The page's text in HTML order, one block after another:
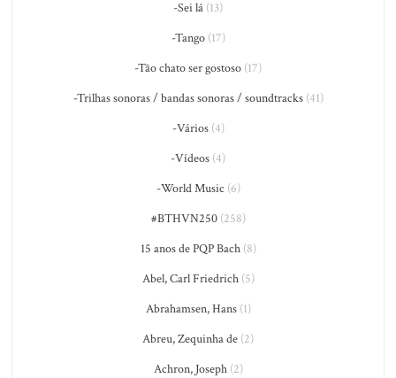
-Sei lá (13)
-Tango(17)
-Tão chato ser gostoso (17)
-Trilhas sonoras / bandas sonoras / soundtracks(41)
-Vários(4)
-Vídeos (4)
-World Music (6)
#BTHVN250(258)
15 anos de PQP Bach(8)
Abel, Carl Friedrich(5)
Abrahamsen, Hans(1)
Abreu, Zequinha de (2)
Achron, Joseph(2)